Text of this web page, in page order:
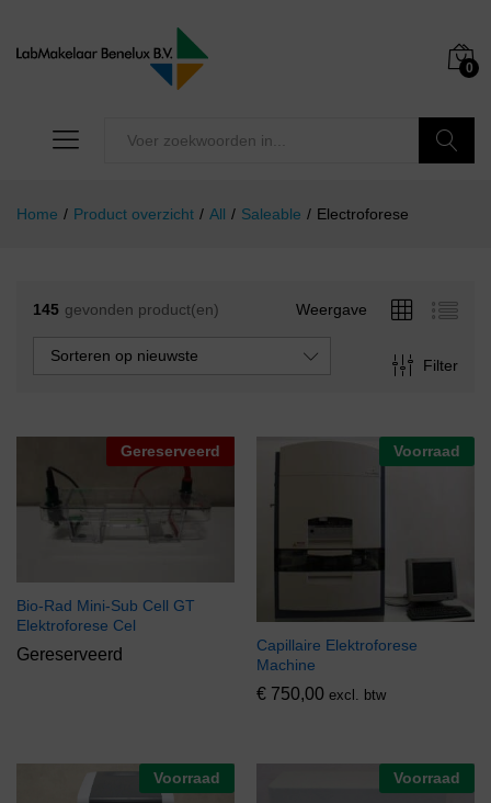
0
Home / Product overzicht / All / Saleable / Electroforese
145 gevonden product(en) Weergave
Filter
Sorteren op nieuwste
Gereserveerd
Bio-Rad Mini-Sub Cell GT
Elektroforese Cel
Gereserveerd
Voorraad
Capillaire Elektroforese
Machine
€ 750,00 excl. btw
Voorraad Voorraad